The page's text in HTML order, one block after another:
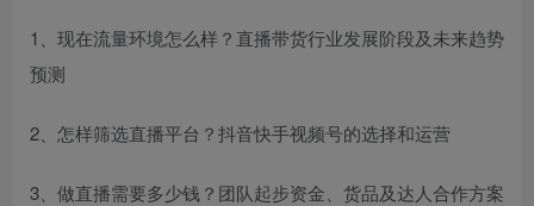
1、现在流量环境怎么样？直播带货行业发展阶段及未来趋势
预测
2、怎样筛选直播平台？抖音快手视频号的选择和运营
3、做直播需要多少钱？团队起步资金、货品及达人合作方案